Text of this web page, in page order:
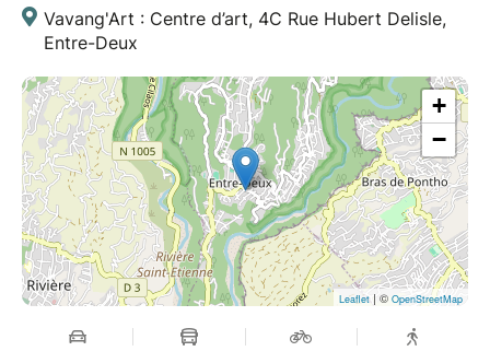
Vavang'Art : Centre d’art, 4C Rue Hubert Delisle,
Entre-Deux
+
−
Leaflet| © OpenStreetMap